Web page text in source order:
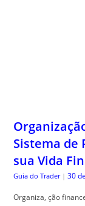
Sistema de
sua Vida
Guia do Trader | 30
Organiza, ção